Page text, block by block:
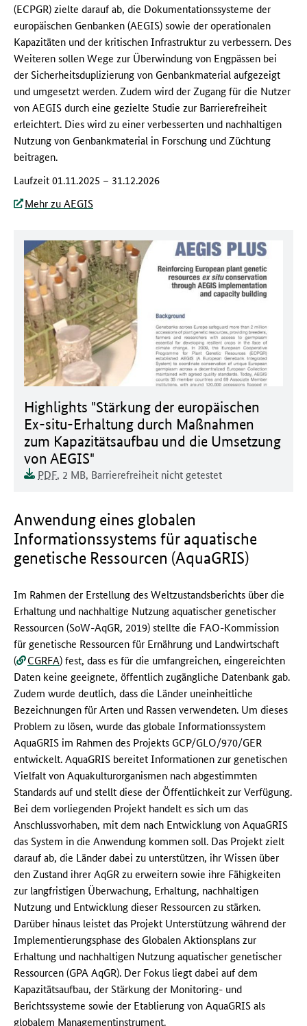
(ECPGR) zielte darauf ab, die Dokumentationssysteme der
europäischen Genbanken (AEGIS) sowie der operationalen
Kapazitäten und der kritischen Infrastruktur zu verbessern. Des
Weiteren sollen Wege zur Überwindung von Engpässen bei
der Sicherheitsduplizierung von Genbankmaterial aufgezeigt
und umgesetzt werden. Zudem wird der Zugang für die Nutzer
von AEGIS durch eine gezielte Studie zur Barrierefreiheit
erleichtert. Dies wird zu einer verbesserten und nachhaltigen
Nutzung von Genbankmaterial in Forschung und Züchtung
beitragen.
Laufzeit 01.11.2025 – 31.12.2026
Mehr zu AEGIS
Dokument zum runterladen:
Highlights "Stärkung der europäischen
Ex-situ-Erhaltung durch Maßnahmen
zum Kapazitätsaufbau und die Umsetzung
von AEGIS"
Dokumentenformat:
PDFDokumentengröße:
, 2 MB
Barrierefreiheit:
Dieses Dokument ist auf
, Barrierefreiheit nicht getestet
Anwendung eines globalen
Informationssystems für aquatische
genetische Ressourcen (AquaGRIS)
Im Rahmen der Erstellung des Weltzustandsberichts über die
Erhaltung und nachhaltige Nutzung aquatischer genetischer
Ressourcen (SoW-AqGR, 2019) stellte die FAO-Kommission
für genetische Ressourcen für Ernährung und Landwirtschaft
(
CGRFA) fest, dass es für die umfangreichen, eingereichten
Daten keine geeignete, öffentlich zugängliche Datenbank gab.
Zudem wurde deutlich, dass die Länder uneinheitliche
Bezeichnungen für Arten und Rassen verwendeten. Um dieses
Problem zu lösen, wurde das globale Informationssystem
AquaGRIS im Rahmen des Projekts GCP/GLO/970/GER
entwickelt. AquaGRIS bereitet Informationen zur genetischen
Vielfalt von Aquakulturorganismen nach abgestimmten
Standards auf und stellt diese der Öffentlichkeit zur Verfügung.
Bei dem vorliegenden Projekt handelt es sich um das
Anschlussvorhaben, mit dem nach Entwicklung von AquaGRIS
das System in die Anwendung kommen soll. Das Projekt zielt
darauf ab, die Länder dabei zu unterstützen, ihr Wissen über
den Zustand ihrer AqGR zu erweitern sowie ihre Fähigkeiten
zur langfristigen Überwachung, Erhaltung, nachhaltigen
Nutzung und Entwicklung dieser Ressourcen zu stärken.
Darüber hinaus leistet das Projekt Unterstützung während der
Implementierungsphase des Globalen Aktionsplans zur
Erhaltung und nachhaltigen Nutzung aquatischer genetischer
Ressourcen (GPA AqGR). Der Fokus liegt dabei auf dem
Kapazitätsaufbau, der Stärkung der Monitoring- und
Berichtssysteme sowie der Etablierung von AquaGRIS als
globalem Managementinstrument.